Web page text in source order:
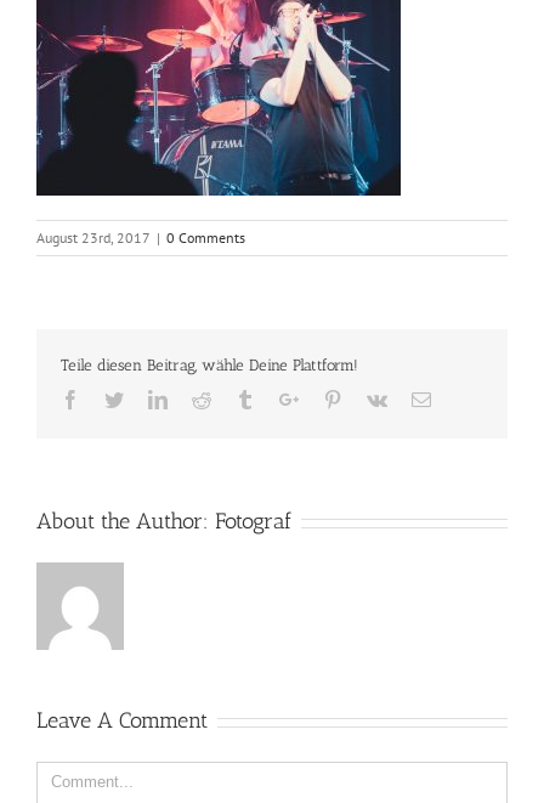
August 23rd, 2017 | 0 Comments
Teile diesen Beitrag, wähle Deine Plattform!
Facebook
TwitterLinkedinReddit TumblrGoogle+Pinterest
Vk Email
About the Author: Fotograf
Leave A Comment
Comment